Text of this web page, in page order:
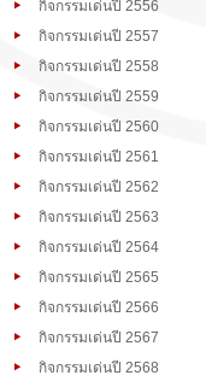
กิจกรรมเด่นปี 2556
กิจกรรมเด่นปี 2557
กิจกรรมเด่นปี 2558
กิจกรรมเด่นปี 2559
กิจกรรมเด่นปี 2560
กิจกรรมเด่นปี 2561
กิจกรรมเด่นปี 2562
กิจกรรมเด่นปี 2563
กิจกรรมเด่นปี 2564
กิจกรรมเด่นปี 2565
กิจกรรมเด่นปี 2566
กิจกรรมเด่นปี 2567
กิจกรรมเด่นปี 2568